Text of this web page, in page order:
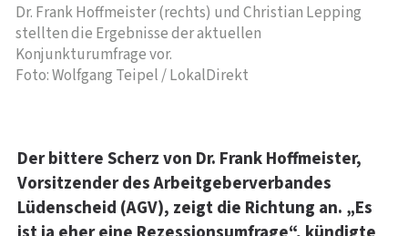
Dr. Frank Hoffmeister (rechts) und Christian Lepping
stellten die Ergebnisse der aktuellen
Konjunkturumfrage vor.
Foto: Wolfgang Teipel / LokalDirekt
Der bittere Scherz von Dr. Frank Hoffmeister,
Vorsitzender des Arbeitgeberverbandes
Lüdenscheid (AGV), zeigt die Richtung an. „Es